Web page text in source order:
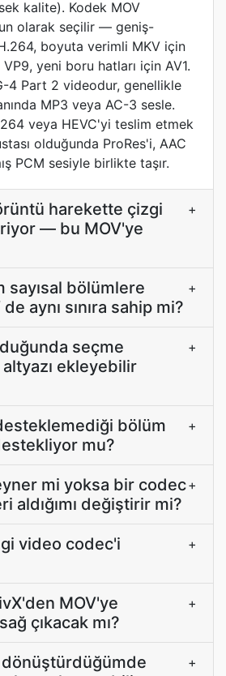
kalite). Kodek MOV
olarak seçilir — geniş-
boyuta verimli MKV için
yeni boru hatları için AV1.
4 Part 2 videodur, genellikle
MP3 veya AC-3 sesle.
veya HEVC'yi teslim etmek
olduğunda ProRes'i, AAC
PCM sesiyle birlikte taşır.
harekette çizgi
— bu MOV'ye
+
sayısal bölümlere
aynı sınıra sahip mi?
+
seçme
ekleyebilir
+
bölüm
mu?
+
mi yoksa bir codec
aldığımı değiştirir mi?
+
video codec'i
+
MOV'ye
çıkacak mı?
+
dönüştürdüğümde
+